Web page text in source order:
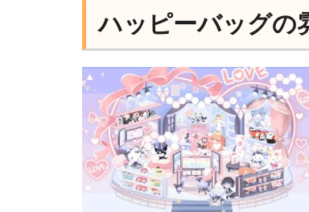
ハッピーバッグの